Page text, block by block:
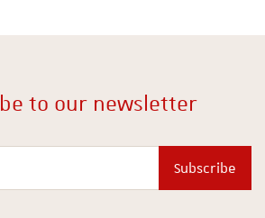
to our newsletter
Subscribe